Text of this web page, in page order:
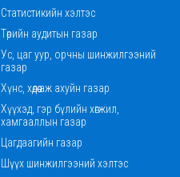
Статистикийн хэлтэс
Төрийн аудитын газар
Ус, цаг уур, орчны шинжилгээний
газар
Хүнс, хөдөө аж ахуйн газар
Хүүхэд, гэр бүлийн хөгжил,
хамгааллын газар
Цагдаагийн газар
Шүүх шинжилгээний хэлтэс